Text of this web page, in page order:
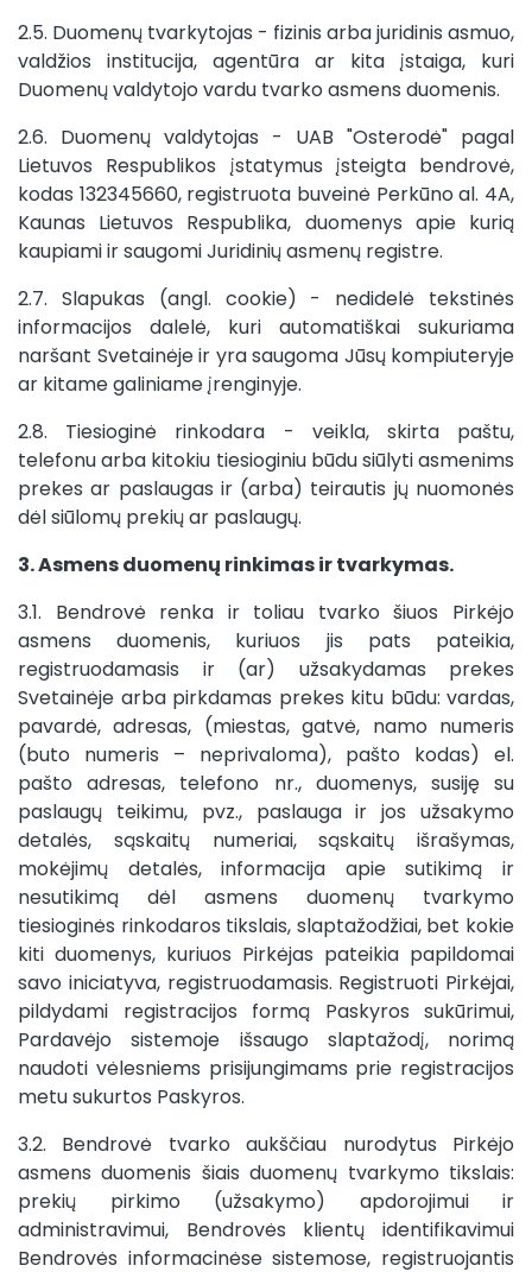
2.5. Duomenų tvarkytojas - fizinis arba juridinis asmuo,
valdžios institucija, agentūra ar kita įstaiga, kuri
Duomenų valdytojo vardu tvarko asmens duomenis.
2.6. Duomenų valdytojas - UAB "Osterodė" pagal
Lietuvos Respublikos įstatymus įsteigta bendrovė,
kodas 132345660, registruota buveinė Perkūno al. 4A,
Kaunas Lietuvos Respublika, duomenys apie kurią
kaupiami ir saugomi Juridinių asmenų registre.
2.7. Slapukas (angl. cookie) - nedidelė tekstinės
informacijos dalelė, kuri automatiškai sukuriama
naršant Svetainėje ir yra saugoma Jūsų kompiuteryje
ar kitame galiniame įrenginyje.
2.8. Tiesioginė rinkodara - veikla, skirta paštu,
telefonu arba kitokiu tiesioginiu būdu siūlyti asmenims
prekes ar paslaugas ir (arba) teirautis jų nuomonės
dėl siūlomų prekių ar paslaugų.
3. Asmens duomenų rinkimas ir tvarkymas.
3.1. Bendrovė renka ir toliau tvarko šiuos Pirkėjo
asmens duomenis, kuriuos jis pats pateikia,
registruodamasis ir (ar) užsakydamas prekes
Svetainėje arba pirkdamas prekes kitu būdu: vardas,
pavardė, adresas, (miestas, gatvė, namo numeris
(buto numeris – neprivaloma), pašto kodas) el.
pašto adresas, telefono nr., duomenys, susiję su
paslaugų teikimu, pvz., paslauga ir jos užsakymo
detalės, sąskaitų numeriai, sąskaitų išrašymas,
mokėjimų detalės, informacija apie sutikimą ir
nesutikimą dėl asmens duomenų tvarkymo
tiesioginės rinkodaros tikslais, slaptažodžiai, bet kokie
kiti duomenys, kuriuos Pirkėjas pateikia papildomai
savo iniciatyva, registruodamasis. Registruoti Pirkėjai,
pildydami registracijos formą Paskyros sukūrimui,
Pardavėjo sistemoje išsaugo slaptažodį, norimą
naudoti vėlesniems prisijungimams prie registracijos
metu sukurtos Paskyros.
3.2. Bendrovė tvarko aukščiau nurodytus Pirkėjo
asmens duomenis šiais duomenų tvarkymo tikslais:
prekių pirkimo (užsakymo) apdorojimui ir
administravimui, Bendrovės klientų identifikavimui
Bendrovės informacinėse sistemose, registruojantis